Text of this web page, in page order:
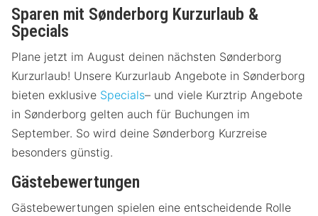
Sparen mit Sønderborg Kurzurlaub &
Specials
Plane jetzt im August deinen nächsten Sønderborg
Kurzurlaub! Unsere Kurzurlaub Angebote in Sønderborg
bieten exklusive Specials– und viele Kurztrip Angebote
in Sønderborg gelten auch für Buchungen im
September. So wird deine Sønderborg Kurzreise
besonders günstig.
Gästebewertungen
Gästebewertungen spielen eine entscheidende Rolle